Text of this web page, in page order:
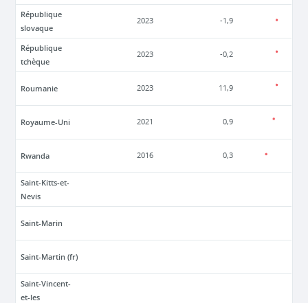
République
slovaque
2023 -1,9
République
tchèque
2023 -0,2
Roumanie 2023 11,9
Royaume-Uni 2021 0,9
Rwanda 2016 0,3
Saint-Kitts-et-
Nevis
Saint-Marin
Saint-Martin (fr)
Saint-Vincent-
et-les